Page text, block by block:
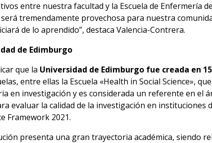
entre nuestra facultad y la Escuela de Enfermería
será tremendamente provechosa para nuestra
de lo aprendido”, destaca Valencia-Contrera.
de Edimburgo
que la Universidad de Edimburgo fue creada en
entre ellas la Escuela «Health in Social Science»,
en investigación y es considerada un referente en el
evaluar la calidad de la investigación en instituciones
Framework 2021.
presenta una gran trayectoria académica, siendo